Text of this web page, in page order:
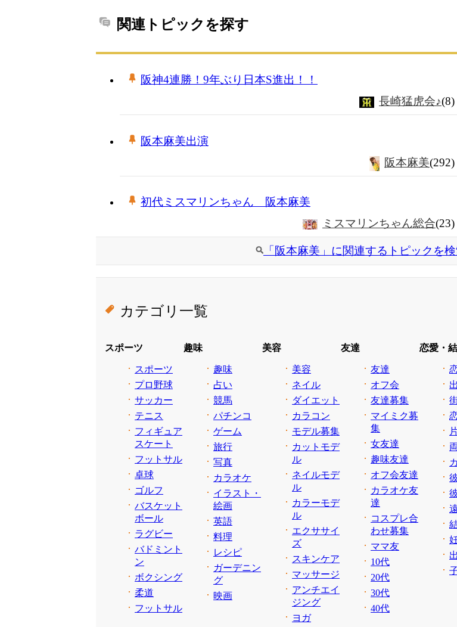
関連トピックを探す
阪神4連勝！9年ぶり日本S進出！！
長崎猛虎会♪(8)
阪本麻美出演
阪本麻美(292)
初代ミスマリンちゃん 阪本麻美
ミスマリンちゃん総合(23)
「阪本麻美」に関連するトピックを
カテゴリ一覧
スポーツ
スポーツ
プロ野球
サッカー
テニス
フィギュア
スケート
フットサル
卓球
ゴルフ
バスケット
ボール
ラグビー
バドミント
ン
ボクシング
柔道
フットサル
趣味
趣味
占い
競馬
パチンコ
ゲーム
旅行
写真
カラオケ
イラスト・
絵画
英語
料理
レシピ
ガーデニン
グ
映画
美容
美容
ネイル
ダイエット
カラコン
モデル募集
カットモデ
ル
ネイルモデ
ル
カラーモデ
ル
エクササイ
ズ
スキンケア
マッサージ
アンチエイ
ジング
ヨガ
友達
友達
オフ会
友達募集
マイミク募
集
女友達
趣味友達
オフ会友達
カラオケ友
達
コスプレ合
わせ募集
ママ友
10代
20代
30代
40代
恋愛・